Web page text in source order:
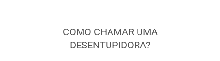
COMO CHAMAR UMA
DESENTUPIDORA?